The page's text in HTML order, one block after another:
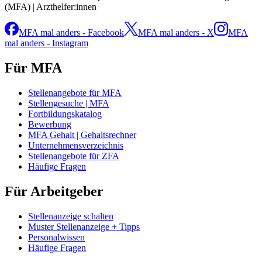
(MFA) | Arzthelfer:innen
MFA mal anders - Facebook MFA mal anders - X
MFA
mal anders - Instagram
Für MFA
Stellenangebote für MFA
Stellengesuche | MFA
Fortbildungskatalog
Bewerbung
MFA Gehalt | Gehaltsrechner
Unternehmensverzeichnis
Stellenangebote für ZFA
Häufige Fragen
Für Arbeitgeber
Stellenanzeige schalten
Muster Stellenanzeige + Tipps
Personalwissen
Häufige Fragen